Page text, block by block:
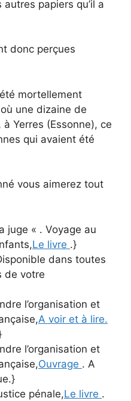
papiers qu’il a
donc perçues
mortellement
une dizaine de
Yerres (Essonne), ce
qui avaient été
vous aimerez tout
juge « . Voyage au
Le livre .}
dans toutes
de votre
l’organisation et
A voir et à lire.
l’organisation et
Ouvrage . A
pénale,Le livre .